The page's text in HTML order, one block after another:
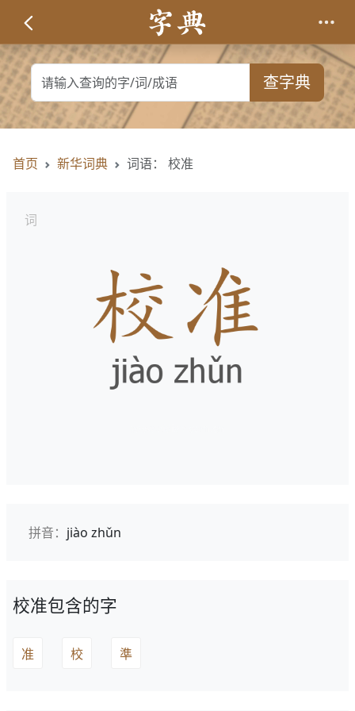
查字典
首页 新华词典 词语： 校准
词
拼音： jiào zhǔn
校准包含的字
准 校 準